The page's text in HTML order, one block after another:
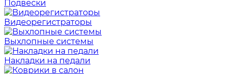
Подвески
Видеорегистраторы
Выхлопные системы
Накладки на педали